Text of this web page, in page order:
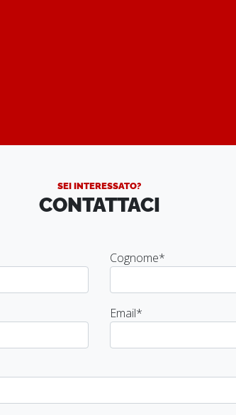
SEI INTERESSATO?
CONTATTACI
Cognome*
Email*